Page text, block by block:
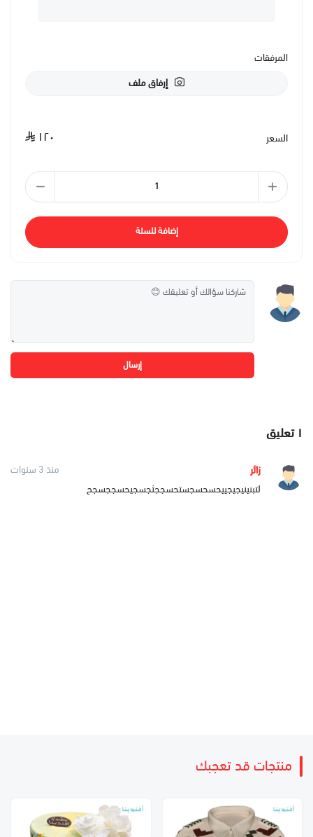
المرفقات
إرفاق ملف
السعر ١٢٠
إضافة للسلة
إرسال
١ تعليق
زائر
منذ 3 سنوات
لتبنینیجیجییحسحسجستحسججثجسجیحسججسجح
منتجات قد تعجبك